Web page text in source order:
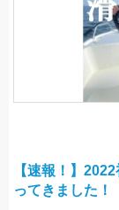
【速報！】
ってきました！